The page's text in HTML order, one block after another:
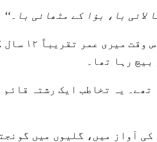
لائی با، بؤا کے مٹھائی با۔‘‘
یہ بہار کی
رہا تھا۔
یہ تخاطب ایک رشتہ
آواز میں، گلیوں میں